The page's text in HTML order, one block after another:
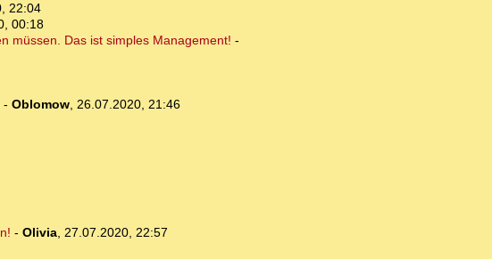
22:04
00:18
müssen. Das ist simples Management! -
- Oblomow, 26.07.2020, 21:46
- Olivia, 27.07.2020, 22:57